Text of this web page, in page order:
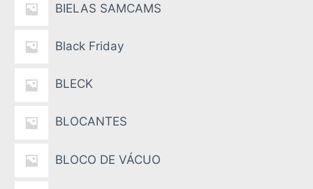
BIELAS SAMCAMS
Black Friday
BLECK
BLOCANTES
BLOCO DE VÁCUO